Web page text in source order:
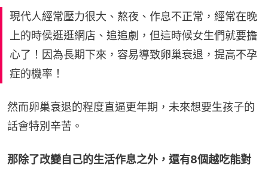
現代人經常壓力很大、熬夜、作息不正常，經常在晚
上的時侯逛逛網店、追追劇，但這時候女生們就要擔
心了！因為長期下來，容易導致卵巢衰退，提高不孕
症的機率！
然而卵巢衰退的程度直逼更年期，未來想要生孩子的
話會特別辛苦。
那除了改變自己的生活作息之外，還有8個越吃能對